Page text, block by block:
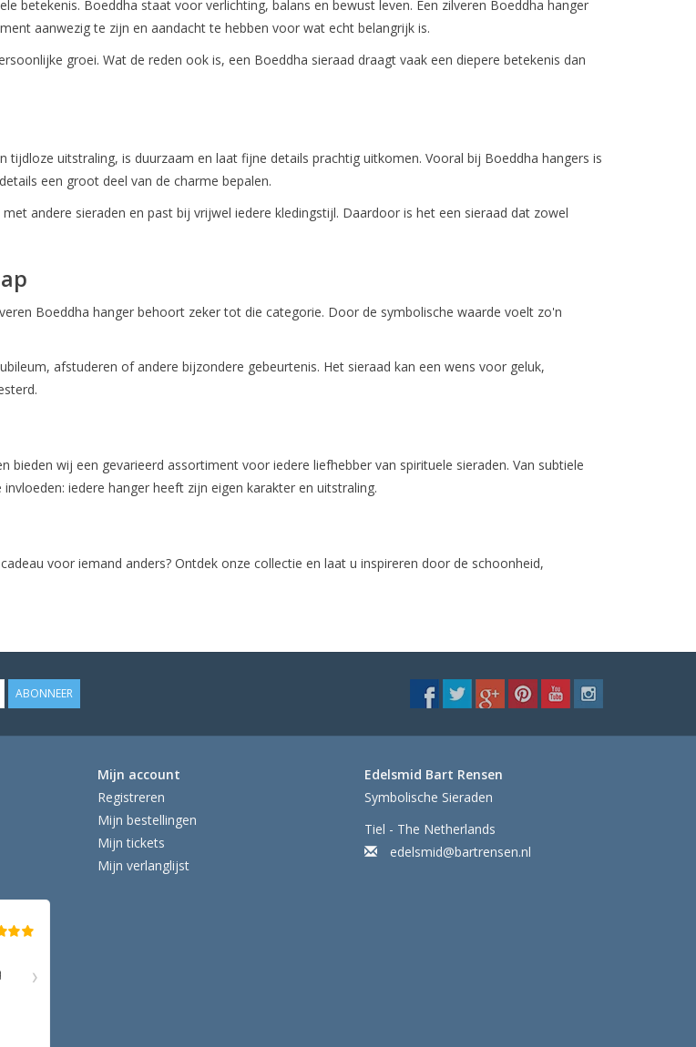
betekenis. Boeddha staat voor verlichting, balans en bewust leven. Een zilveren Boeddha hanger
aanwezig te zijn en aandacht te hebben voor wat echt belangrijk is.
groei. Wat de reden ook is, een Boeddha sieraad draagt vaak een diepere betekenis dan
uitstraling, is duurzaam en laat fijne details prachtig uitkomen. Vooral bij Boeddha hangers is
een groot deel van de charme bepalen.
andere sieraden en past bij vrijwel iedere kledingstijl. Daardoor is het een sieraad dat zowel
Boeddha hanger behoort zeker tot die categorie. Door de symbolische waarde voelt zo'n
afstuderen of andere bijzondere gebeurtenis. Het sieraad kan een wens voor geluk,
wij een gevarieerd assortiment voor iedere liefhebber van spirituele sieraden. Van subtiele
iedere hanger heeft zijn eigen karakter en uitstraling.
voor iemand anders? Ontdek onze collectie en laat u inspireren door de schoonheid,
ABONNEER
Mijn account
Registreren
Mijn bestellingen
Mijn tickets
Mijn verlanglijst
Edelsmid Bart Rensen
Symbolische Sieraden
Tiel - The Netherlands
edelsmid@bartrensen.nl